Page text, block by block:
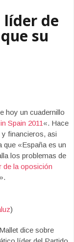
líder de
su
hoy un cuadernillo
Spain 2011 «. Hace
financieros, asi
«España es un
los problemas de
de la oposición
)
dice sobre